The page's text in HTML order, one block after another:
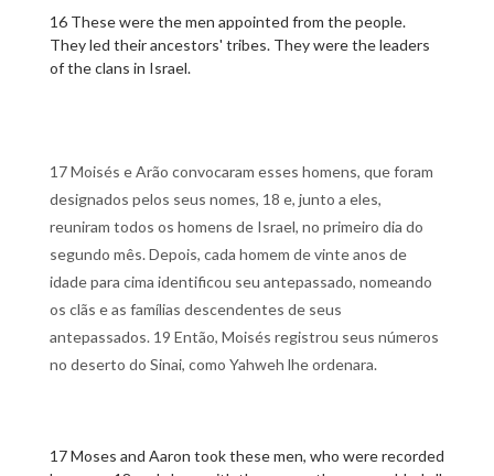
16 These were the men appointed from the people.
They led their ancestors' tribes. They were the leaders
of the clans in Israel.
17 Moisés e Arão convocaram esses homens, que foram
designados pelos seus nomes, 18 e, junto a eles,
reuniram todos os homens de Israel, no primeiro dia do
segundo mês. Depois, cada homem de vinte anos de
idade para cima identificou seu antepassado, nomeando
os clãs e as famílias descendentes de seus
antepassados. 19 Então, Moisés registrou seus números
no deserto do Sinai, como Yahweh lhe ordenara.
17 Moses and Aaron took these men, who were recorded